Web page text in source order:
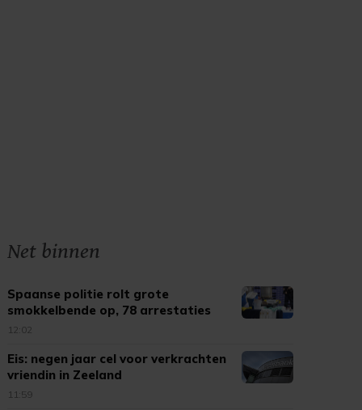
Net binnen
Spaanse politie rolt grote
smokkelbende op, 78 arrestaties
12:02
Eis: negen jaar cel voor verkrachten
vriendin in Zeeland
11:59